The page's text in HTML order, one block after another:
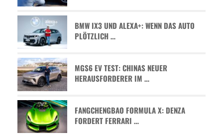
BMW IX3 UND ALEXA+: WENN DAS AUTO
PLÖTZLICH …
MGS6 EV TEST: CHINAS NEUER
HERAUSFORDERER IM …
FANGCHENGBAO FORMULA X: DENZA
FORDERT FERRARI …